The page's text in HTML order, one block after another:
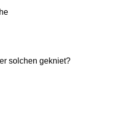
solchen gekniet?